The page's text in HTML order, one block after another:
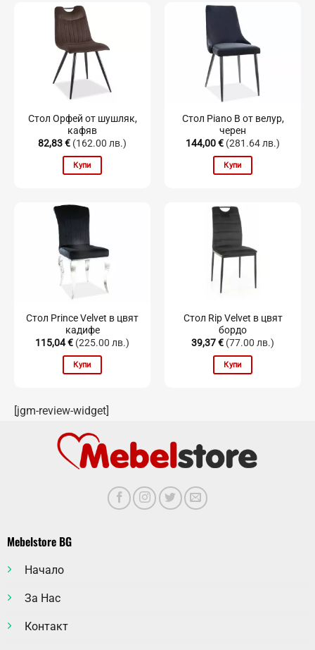
Стол Орфей от шушляк,
кафяв
82,83€ (162.00 лв.)
Купи
Стол Piano B от велур,
черен
144,00€ (281.64 лв.)
Купи
Стол Prince Velvet в цвят
кадифе
115,04€ (225.00 лв.)
Купи
Стол Rip Velvet в цвят
бордо
39,37€ (77.00 лв.)
Купи
[jgm-review-widget]
Mebelstore BG
Начало
За Нас
Контакт